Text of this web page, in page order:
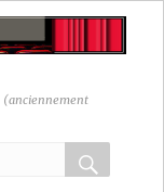
(anciennement